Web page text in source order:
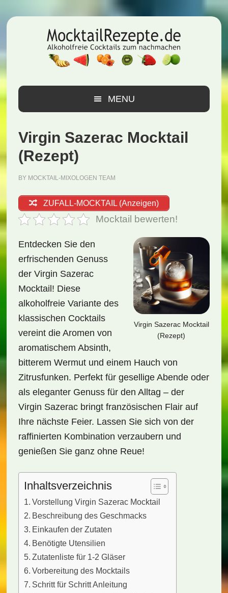
Hauptnavigation
Inhalt
Seitenspalte
MENU
Virgin Sazerac Mocktail
(Rezept)
BY MOCKTAIL-MIXOLOGEN TEAM
ZUFALL-MOCKTAIL (Anzeigen)
Mocktail bewerten!
Virgin Sazerac Mocktail
(Rezept)
Entdecken Sie den
erfrischenden Genuss
der Virgin Sazerac
Mocktail! Diese
alkoholfreie Variante des
klassischen Cocktails
vereint die Aromen von
aromatischem Absinth,
bitterem Wermut und einem Hauch von
Zitrusfunken. Perfekt für gesellige Abende oder
als eleganter Genuss für den Alltag – der
Virgin Sazerac bringt französischen Flair auf
Ihre nächste Feier. Lassen Sie sich von der
raffinierten Kombination verzaubern und
genießen Sie ganz ohne Reue!
Inhaltsverzeichnis
Vorstellung Virgin Sazerac Mocktail
Beschreibung des Geschmacks
Einkaufen der Zutaten
Benötigte Utensilien
Zutatenliste für 1-2 Gläser
Vorbereitung des Mocktails
Schritt für Schritt Anleitung